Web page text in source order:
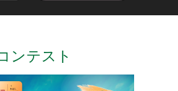
ンテスト